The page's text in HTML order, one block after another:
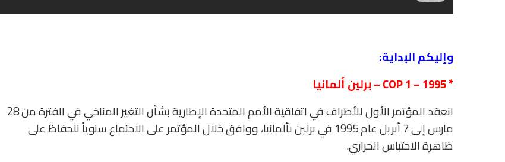
وإليكم البداية:
*
COP 1 –1995
– برلين ألمانيا
انعقد المؤتمر الأول للأطراف في اتفاقية الأمم المتحدة الإطارية بشأن التغير المناخي في الفترة من 28
مارس إلى 7 أبريل عام 1995 في برلين بألمانيا، ووافق خلال المؤتمر على الاجتماع سنوياً للحفاظ على
ظاهرة الاحتباس الحراري.